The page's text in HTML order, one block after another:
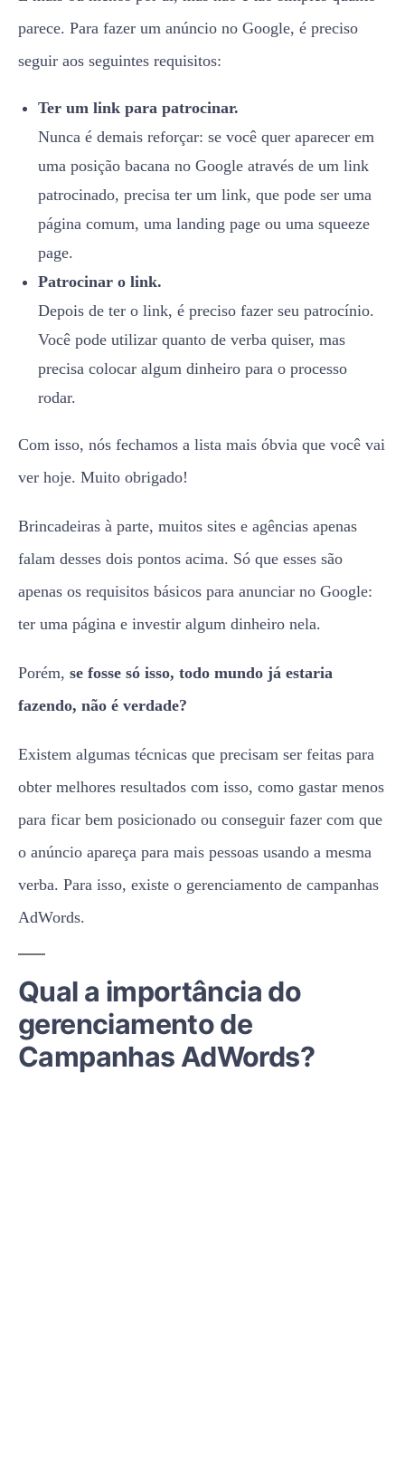
parece. Para fazer um anúncio no Google, é preciso
seguir aos seguintes requisitos:
Ter um link para patrocinar.
Nunca é demais reforçar: se você quer aparecer em
uma posição bacana no Google através de um link
patrocinado, precisa ter um link, que pode ser uma
página comum, uma landing page ou uma squeeze
page.
Patrocinar o link.
Depois de ter o link, é preciso fazer seu patrocínio.
Você pode utilizar quanto de verba quiser, mas
precisa colocar algum dinheiro para o processo
rodar.
Com isso, nós fechamos a lista mais óbvia que você vai
ver hoje. Muito obrigado!
Brincadeiras à parte, muitos sites e agências apenas
falam desses dois pontos acima. Só que esses são
apenas os requisitos básicos para anunciar no Google:
ter uma página e investir algum dinheiro nela.
Porém, se fosse só isso, todo mundo já estaria
fazendo, não é verdade?
Existem algumas técnicas que precisam ser feitas para
obter melhores resultados com isso, como gastar menos
para ficar bem posicionado ou conseguir fazer com que
o anúncio apareça para mais pessoas usando a mesma
verba. Para isso, existe o gerenciamento de campanhas
AdWords.
Qual a importância do
gerenciamento de
Campanhas AdWords?